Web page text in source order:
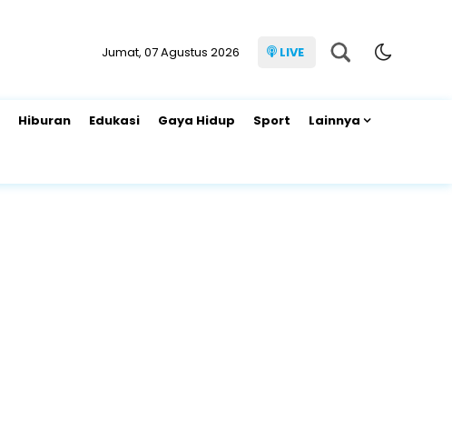
Jumat, 07 Agustus 2026 LIVE
Hiburan Edukasi Gaya Hidup Sport Lainnya